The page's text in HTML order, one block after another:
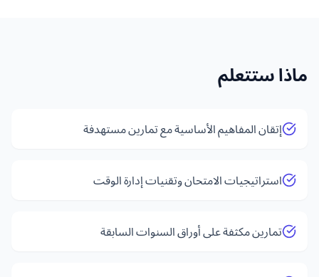
ماذا ستتعلم
إتقان المفاهيم الأساسية مع تمارين مستهدفة
استراتيجيات الامتحان وتقنيات إدارة الوقت
تمارين مكثفة على أوراق السنوات السابقة